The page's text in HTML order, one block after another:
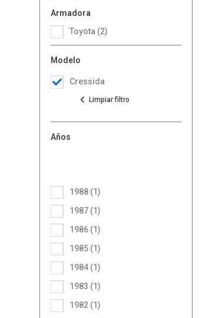
Armadora
Toyota (2)
Modelo
Cressida
Años
1982 (1)
1983 (1)
1984 (1)
1985 (1)
1986 (1)
1987 (1)
1988 (1)